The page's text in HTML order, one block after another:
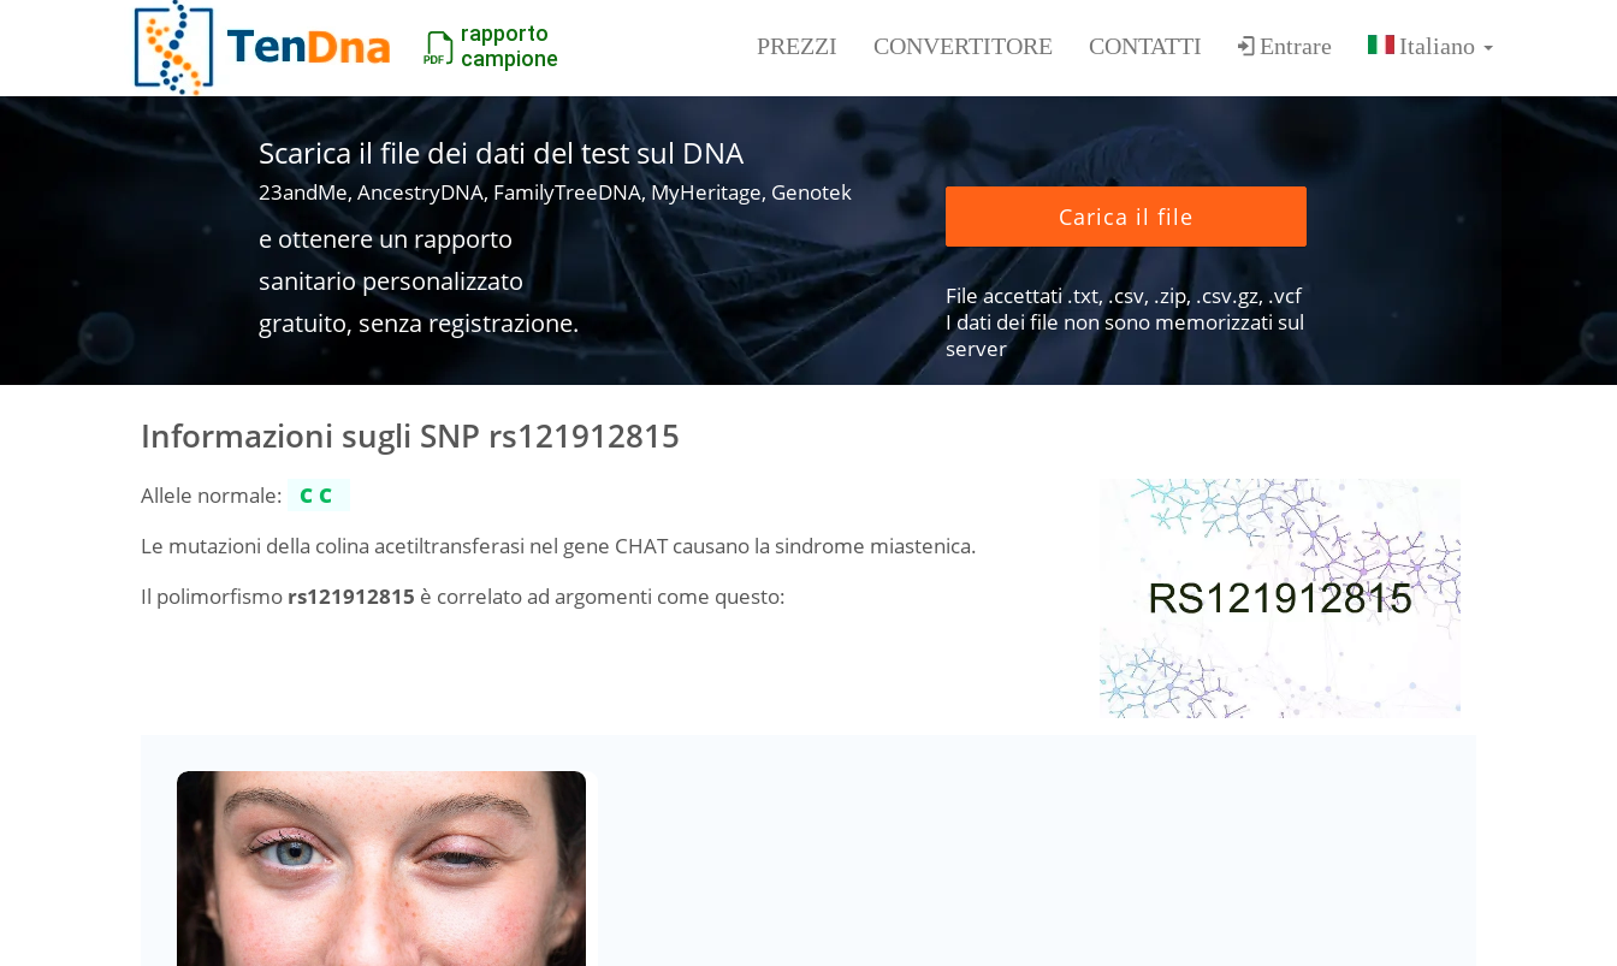
rapporto
campione
PREZZI CONVERTITORE CONTATTI Entrare
Scarica il file dei dati del test sul DNA
23andMe, AncestryDNA, FamilyTreeDNA, MyHeritage, Genotek
e ottenere un rapporto
sanitario personalizzato
gratuito, senza registrazione.
Carica il file
File accettati .txt, .csv, .zip, .csv.gz, .vcf
I dati dei file non sono memorizzati sul
server
Informazioni sugli SNP rs121912815
Allele normale:
CC
Le mutazioni della colina acetiltransferasi nel gene CHAT causano la sindrome miastenica.
Il polimorfismo rs121912815 è correlato ad argomenti come questo: